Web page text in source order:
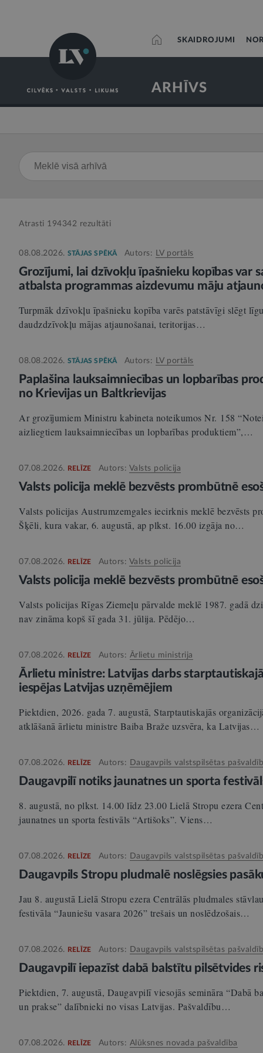
SKAIDROJUMI
ARHĪVS
Atrasti 194342 rezultāti
08.08.2026. STĀJAS SPĒKĀ Autors: LV portāls
Grozījumi, lai dzīvokļu īpašnieku kopības var
atbalsta programmas aizdevumu māju
Turpmāk dzīvokļu īpašnieku kopība varēs patstāvīgi slēgt
daudzdzīvokļu mājas atjaunošanai, teritorijas…
08.08.2026. STĀJAS SPĒKĀ Autors: LV portāls
Paplašina lauksaimniecības un lopbarības
no Krievijas un Baltkrievijas
Ar grozījumiem Ministru kabineta noteikumos Nr. 158
aizliegtiem lauksaimniecības un lopbarības produktiem”,…
07.08.2026. RELĪZE Autors: Valsts policija
Valsts policija meklē bezvēsts prombūtnē
Valsts policijas Austrumzemgales iecirknis meklē bezvēsts
Šķēli, kura vakar, 6. augustā, ap plkst. 16.00 izgāja no…
07.08.2026. RELĪZE Autors: Valsts policija
Valsts policija meklē bezvēsts prombūtnē
Valsts policijas Rīgas Ziemeļu pārvalde meklē 1987. gadā
nav zināma kopš šī gada 31. jūlija. Pēdējo…
07.08.2026. RELĪZE Autors: Ārlietu ministrija
Ārlietu ministre: Latvijas darbs
iespējas Latvijas uzņēmējiem
Piektdien, 2026. gada 7. augustā, Starptautiskajās
atklāšanā ārlietu ministre Baiba Braže uzsvēra, ka Latvijas…
07.08.2026. RELĪZE Autors: Daugavpils valstspilsētas
Daugavpilī notiks jaunatnes un sporta
8. augustā, no plkst. 14.00 līdz 23.00 Lielā Stropu ezera
jaunatnes un sporta festivāls “Artišoks”. Viens…
07.08.2026. RELĪZE Autors: Daugavpils valstspilsētas
Daugavpils Stropu pludmalē noslēgsies
Jau 8. augustā Lielā Stropu ezera Centrālās pludmales
festivāla “Jauniešu vasara 2026” trešais un noslēdzošais…
07.08.2026. RELĪZE Autors: Daugavpils valstspilsētas
Daugavpilī iepazīst dabā balstītu pilsētvides
Piektdien, 7. augustā, Daugavpilī viesojās semināra “Dabā
un prakse” dalībnieki no visas Latvijas. Pašvaldību…
07.08.2026. RELĪZE Autors: Alūksnes novada pašvaldība